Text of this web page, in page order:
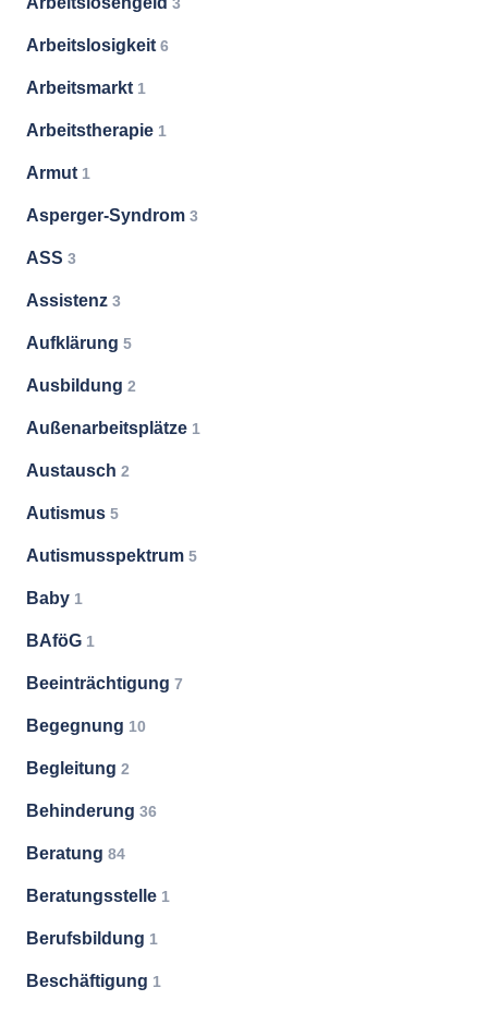
3
Arbeitslosigkeit 6
Arbeitsmarkt 1
Arbeitstherapie 1
Armut 1
Asperger-Syndrom 3
ASS 3
Assistenz 3
Aufklärung 5
Ausbildung 2
Außenarbeitsplätze 1
Austausch 2
Autismus 5
Autismusspektrum 5
Baby 1
BAföG 1
Beeinträchtigung 7
Begegnung 10
Begleitung 2
Behinderung 36
Beratung 84
Beratungsstelle 1
Berufsbildung 1
Beschäftigung 1